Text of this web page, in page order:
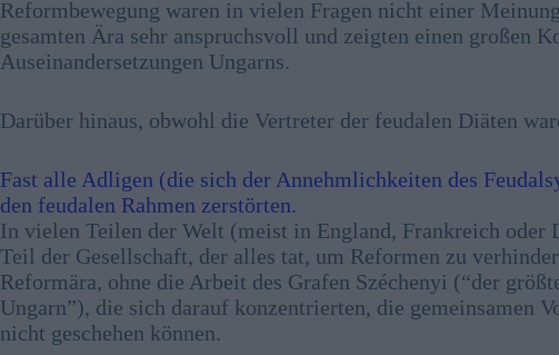
Reformbewegung waren in vielen Fragen nicht einer
gesamten Ära sehr anspruchsvoll und zeigten einen großen
Auseinandersetzungen Ungarns.
Darüber hinaus, obwohl die Vertreter der feudalen Diäten
Fast alle Adligen (die sich der Annehmlichkeiten des
den feudalen Rahmen zerstörten.
In vielen Teilen der Welt (meist in England, Frankreich oder
Teil der Gesellschaft, der alles tat, um Reformen zu
Reformära, ohne die Arbeit des Grafen Széchenyi (“der
Ungarn”), die sich darauf konzentrierten, die gemeinsamen
nicht geschehen können.